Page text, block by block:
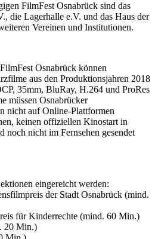
FilmFest Osnabrück sind das
die Lagerhalle e.V. und das Haus der
Vereinen und Institutionen.
Osnabrück können
aus den Produktionsjahren 2018
35mm, BluRay, H.264 und ProRes
müssen Osnabrücker
nicht auf Online-Plattformen
keinen offiziellen Kinostart in
noch nicht im Fernsehen gesendet
eingereicht werden:
der Stadt Osnabrück (mind.
für Kinderrechte (mind. 60 Min.)
20 Min.)